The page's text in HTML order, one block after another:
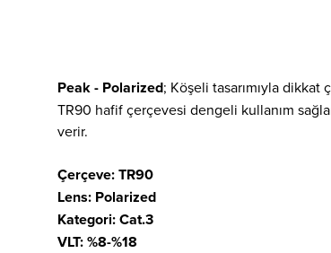
Peak - Polarized; Köşeli tasarımıyla
TR90 hafif çerçevesi dengeli kullanım
verir.
Çerçeve: TR90
Lens: Polarized
Kategori: Cat.3
VLT: %8-%18